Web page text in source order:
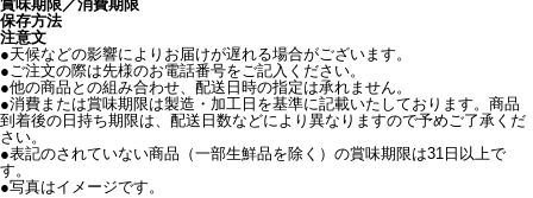
賞味期限／消費期限
保存方法
注意文
●天候などの影響によりお届けが遅れる場合がございます。
●ご注文の際は先様のお電話番号をご記入ください。
●他の商品との組み合わせ、配送日時の指定は承れません。
●消費または賞味期限は製造・加工日を基準に記載いたしております。商品
到着後の日持ち期限は、配送日数などにより異なりますので予めご了承くだ
さい。
●表記のされていない商品（一部生鮮品を除く）の賞味期限は31日以上で
す。
●写真はイメージです。